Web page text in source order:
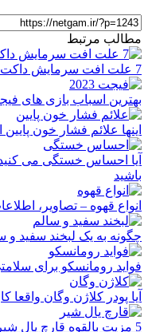
مطالب مرتبط
7 علت افت سرمایش داکت اسپلیت که باید جدی بگیرید
بهترین اسباب بازی های
اینها علائم فشار خون
آیا احساس خستگی می
باشید
انواع قهوه – تصاویر،
چگونه به یک لبخند سفید و
فواید رومانسکو برای
آیا پودر کلاژن وگان واقعا
5 مزیت بالقوه قارچ یال شیر؛ خطرات و عوارض جانبی